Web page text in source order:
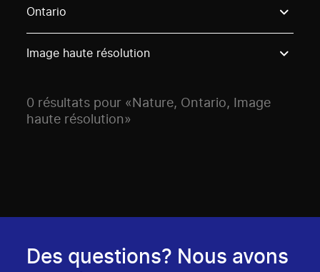
Ontario
Image haute résolution
0 résultats pour «Nature, Ontario, Image
haute résolution»
Des questions? Nous avons